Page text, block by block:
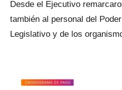
Desde el Ejecutivo
también al personal del
Legislativo y de los